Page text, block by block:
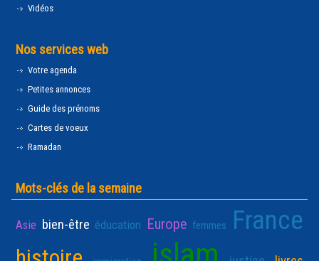
Vidéos
Nos services web
Votre agenda
Petites annonces
Guide des prénoms
Cartes de voeux
Ramadan
Mots-clés de la semaine
Asie bien-être éducation Europe femmes France